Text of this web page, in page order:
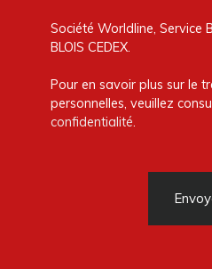
Société Worldline, Service
BLOIS CEDEX.
Pour en savoir plus sur le
personnelles, veuillez
confidentialité.